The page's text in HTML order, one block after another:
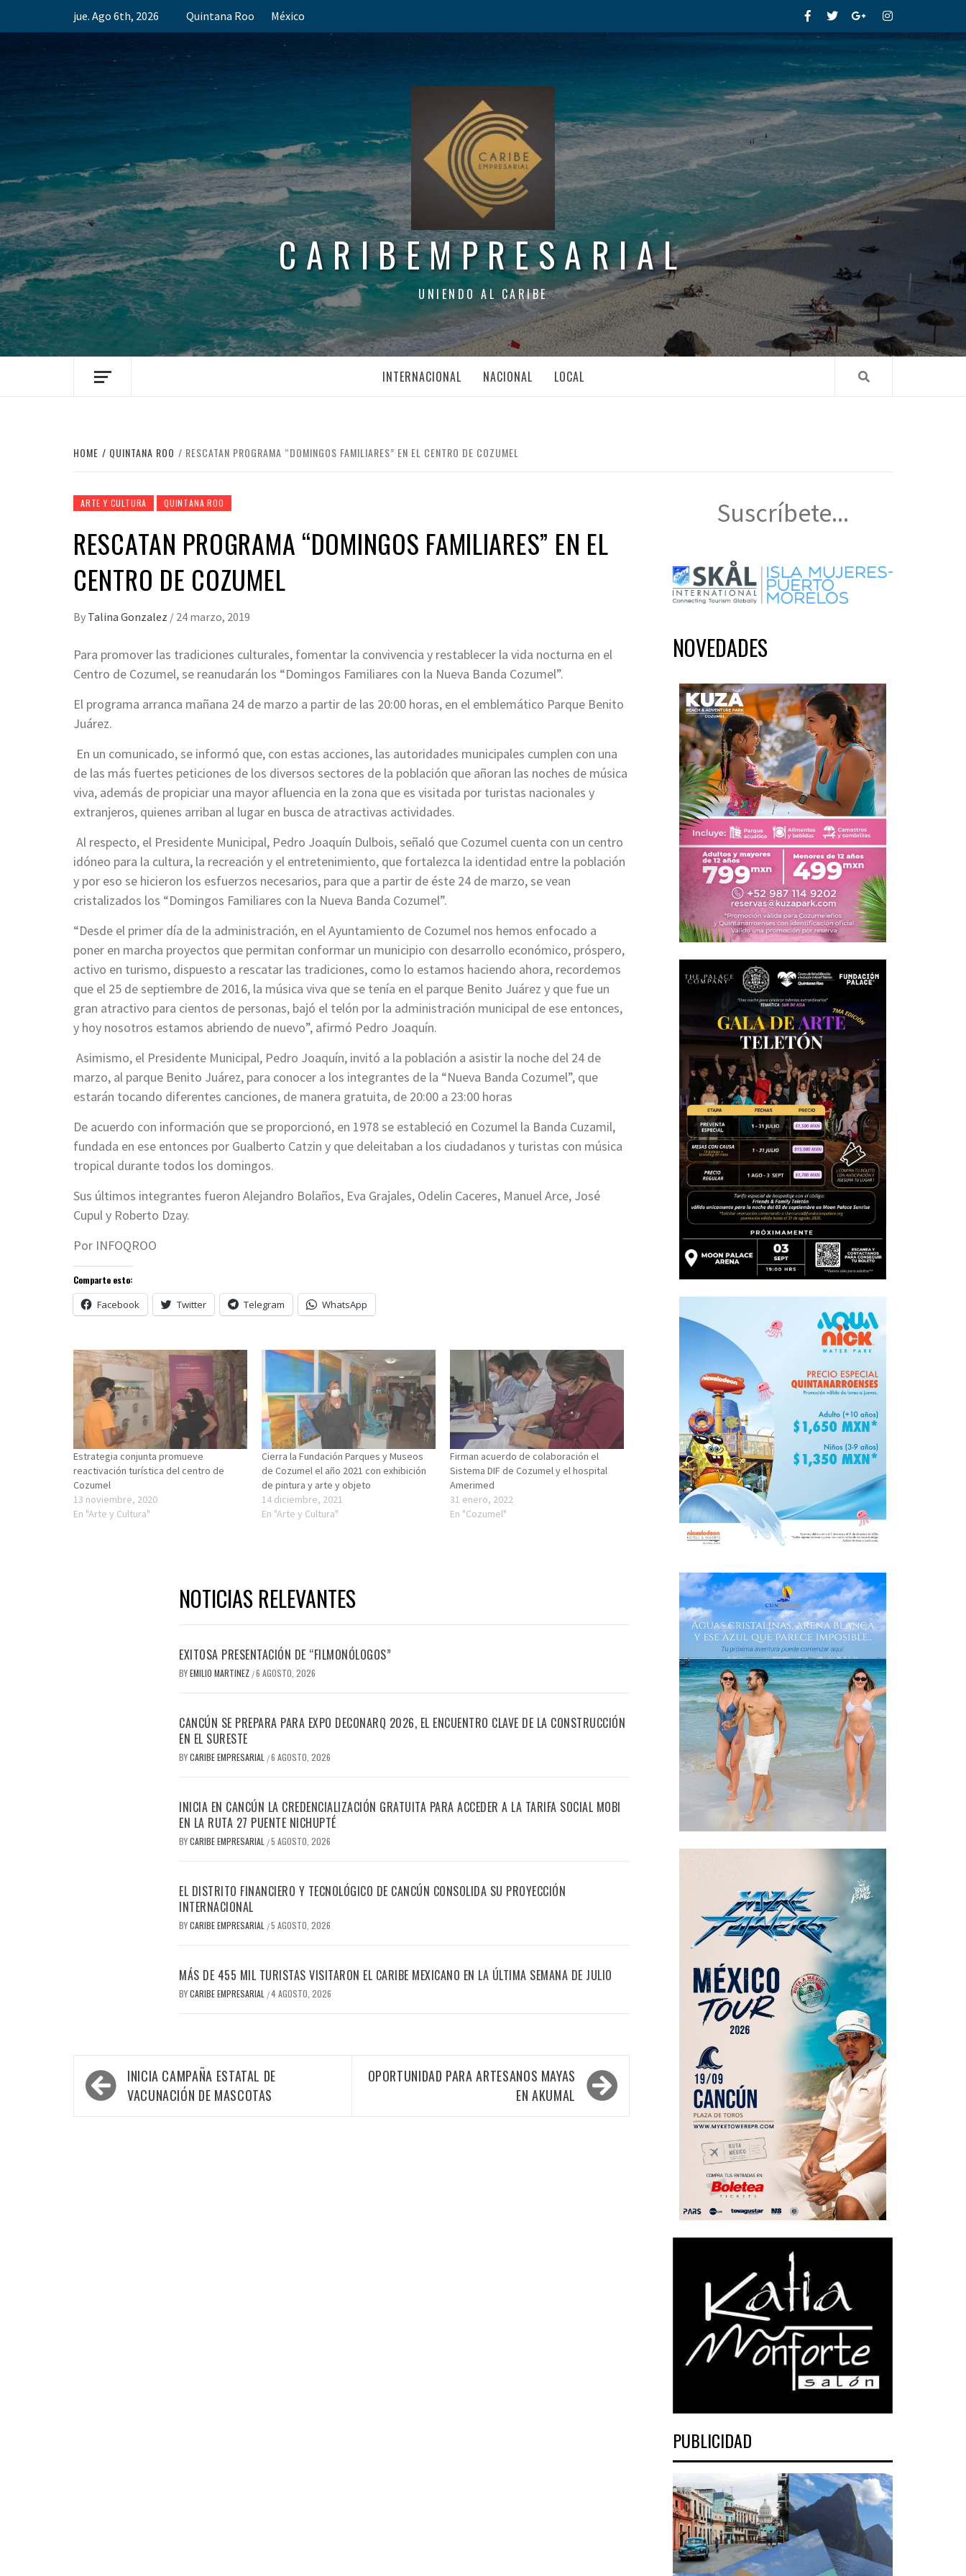
jue. Ago 6th, 2026 Quintana Roo México FacebookTwitterGoogle+Instagram
CARIBEMPRESARIAL
UNIENDO AL CARIBE
INTERNACIONAL NACIONAL LOCAL
HOME QUINTANA ROO RESCATAN PROGRAMA “DOMINGOS FAMILIARES” EN EL CENTRO DE COZUMEL
ARTE Y CULTURA QUINTANA ROO
RESCATAN PROGRAMA “DOMINGOS FAMILIARES” EN EL
CENTRO DE COZUMEL
By Talina Gonzalez / 24 marzo, 2019
Para promover las tradiciones culturales, fomentar la convivencia y restablecer la vida nocturna en el
Centro de Cozumel, se reanudarán los “Domingos Familiares con la Nueva Banda Cozumel”.
El programa arranca mañana 24 de marzo a partir de las 20:00 horas, en el emblemático Parque Benito
Juárez.
En un comunicado, se informó que, con estas acciones, las autoridades municipales cumplen con una
de las más fuertes peticiones de los diversos sectores de la población que añoran las noches de música
viva, además de propiciar una mayor afluencia en la zona que es visitada por turistas nacionales y
extranjeros, quienes arriban al lugar en busca de atractivas actividades.
Al respecto, el Presidente Municipal, Pedro Joaquín Dulbois, señaló que Cozumel cuenta con un centro
idóneo para la cultura, la recreación y el entretenimiento, que fortalezca la identidad entre la población
y por eso se hicieron los esfuerzos necesarios, para que a partir de éste 24 de marzo, se vean
cristalizados los “Domingos Familiares con la Nueva Banda Cozumel”.
“Desde el primer día de la administración, en el Ayuntamiento de Cozumel nos hemos enfocado a
poner en marcha proyectos que permitan conformar un municipio con desarrollo económico, próspero,
activo en turismo, dispuesto a rescatar las tradiciones, como lo estamos haciendo ahora, recordemos
que el 25 de septiembre de 2016, la música viva que se tenía en el parque Benito Juárez y que fue un
gran atractivo para cientos de personas, bajó el telón por la administración municipal de ese entonces,
y hoy nosotros estamos abriendo de nuevo”, afirmó Pedro Joaquín.
Asimismo, el Presidente Municipal, Pedro Joaquín, invitó a la población a asistir la noche del 24 de
marzo, al parque Benito Juárez, para conocer a los integrantes de la “Nueva Banda Cozumel”, que
estarán tocando diferentes canciones, de manera gratuita, de 20:00 a 23:00 horas
De acuerdo con información que se proporcionó, en 1978 se estableció en Cozumel la Banda Cuzamil,
fundada en ese entonces por Gualberto Catzin y que deleitaban a los ciudadanos y turistas con música
tropical durante todos los domingos.
Sus últimos integrantes fueron Alejandro Bolaños, Eva Grajales, Odelin Caceres, Manuel Arce, José
Cupul y Roberto Dzay.
Por INFOQROO
Comparte esto:
Facebook Twitter Telegram WhatsApp
Estrategia conjunta promueve
reactivación turística del centro de
Cozumel
13 noviembre, 2020
En "Arte y Cultura"
Cierra la Fundación Parques y Museos
de Cozumel el año 2021 con exhibición
de pintura y arte y objeto
14 diciembre, 2021
En "Arte y Cultura"
Firman acuerdo de colaboración el
Sistema DIF de Cozumel y el hospital
Amerimed
31 enero, 2022
En "Cozumel"
NOTICIAS RELEVANTES
EXITOSA PRESENTACIÓN DE “FILMONÓLOGOS”
BYEMILIO MARTINEZ /6 AGOSTO, 2026
CANCÚN SE PREPARA PARA EXPO DECONARQ 2026, EL ENCUENTRO CLAVE DE LA CONSTRUCCIÓN
EN EL SURESTE
BYCARIBE EMPRESARIAL /6 AGOSTO, 2026
INICIA EN CANCÚN LA CREDENCIALIZACIÓN GRATUITA PARA ACCEDER A LA TARIFA SOCIAL MOBI
EN LA RUTA 27 PUENTE NICHUPTÉ
BYCARIBE EMPRESARIAL /5 AGOSTO, 2026
EL DISTRITO FINANCIERO Y TECNOLÓGICO DE CANCÚN CONSOLIDA SU PROYECCIÓN
INTERNACIONAL
BYCARIBE EMPRESARIAL /5 AGOSTO, 2026
MÁS DE 455 MIL TURISTAS VISITARON EL CARIBE MEXICANO EN LA ÚLTIMA SEMANA DE JULIO
BYCARIBE EMPRESARIAL /4 AGOSTO, 2026
Navegación
de
INICIA CAMPAÑA ESTATAL DE
VACUNACIÓN DE MASCOTAS
OPORTUNIDAD PARA ARTESANOS MAYAS
EN AKUMAL
Suscríbete...
NOVEDADES
PUBLICIDAD